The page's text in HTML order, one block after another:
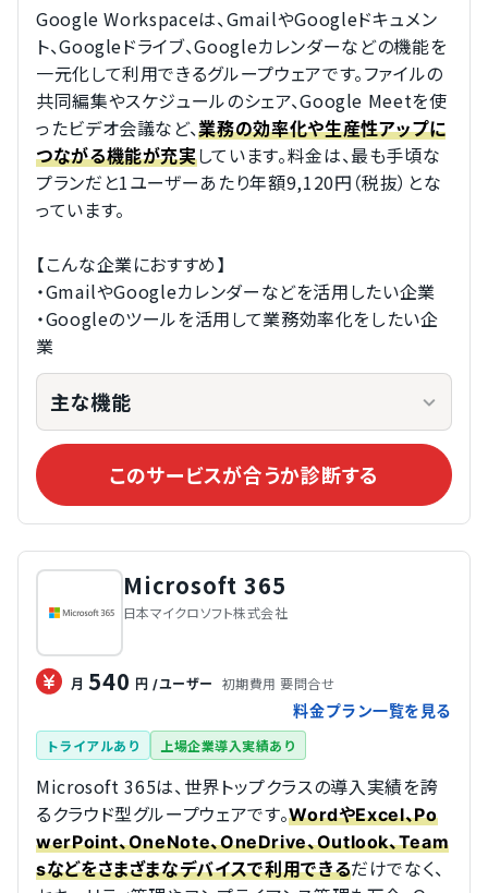
Google Workspaceは、GmailやGoogleドキュメン
ト、Googleドライブ、Googleカレンダーなどの機能を
一元化して利用できるグループウェアです。ファイルの
共同編集やスケジュールのシェア、Google Meetを使
ったビデオ会議など、業務の効率化や生産性アップに
つながる機能が充実しています。料金は、最も手頃な
プランだと1ユーザーあたり年額9,120円（税抜）とな
っています。
【こんな企業におすすめ】
・GmailやGoogleカレンダーなどを活用したい企業
・Googleのツールを活用して業務効率化をしたい企
業
主な機能
このサービスが合うか診断する
Microsoft 365
日本マイクロソフト株式会社
月 540 円 /ユーザー
初期費用 要問合せ
料金プラン一覧を見る
トライアルあり
上場企業導入実績あり
Microsoft 365は、世界トップクラスの導入実績を誇
るクラウド型グループウェアです。WordやExcel、Po
werPoint、OneNote、OneDrive、Outlook、Team
sなどをさまざまなデバイスで利用できるだけでなく、